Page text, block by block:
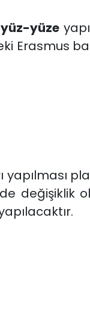
yüz-yüze
değişiklik